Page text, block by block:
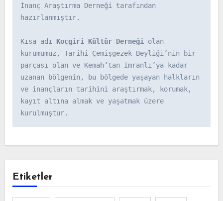
İnanç Araştırma Derneği tarafından
hazırlanmıştır.
Kısa adı Koçgiri Kültür Derneği olan
kurumumuz, Tarihi Çemişgezek Beyliği’nin bir
parçası olan ve Kemah’tan İmranlı’ya kadar
uzanan bölgenin, bu bölgede yaşayan halkların
ve inançların tarihini araştırmak, korumak,
kayıt altına almak ve yaşatmak üzere
kurulmuştur.
Etiketler